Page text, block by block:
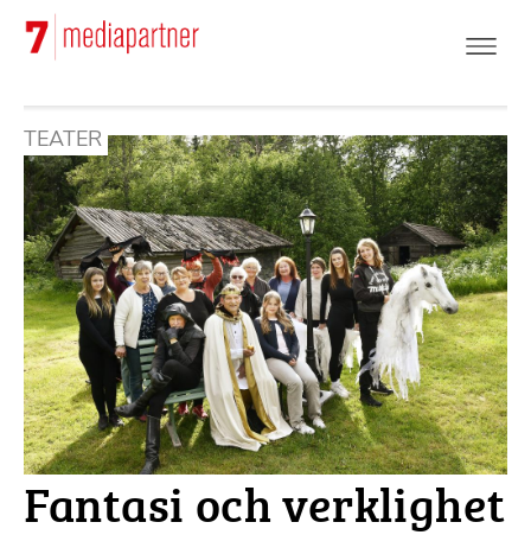
Hoppa
huvudinnehåll
TEATER
Fantasi och verklighet